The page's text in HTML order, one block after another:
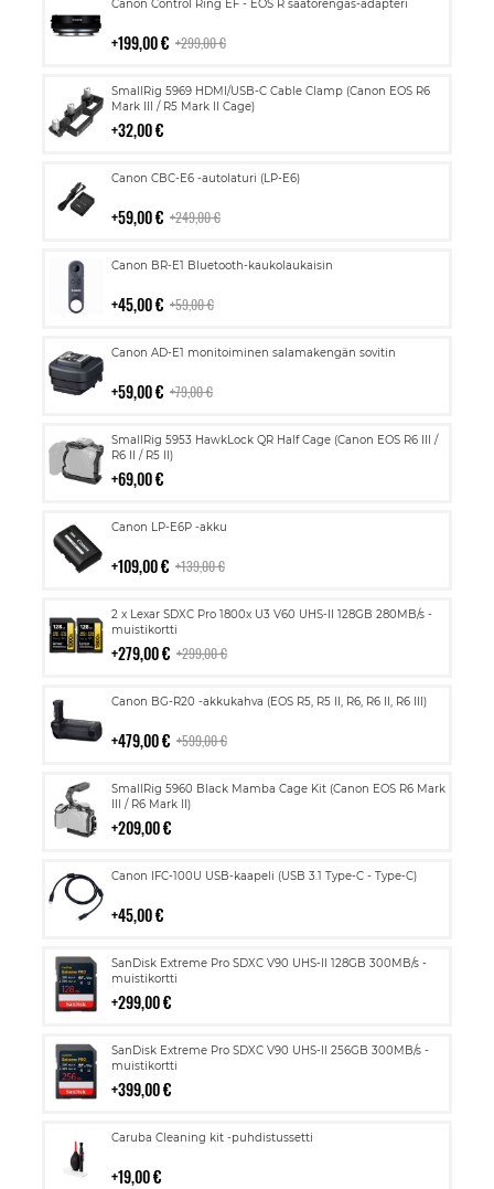
Canon Control Ring EF - EOS R säätörengas-adapteri
199,00 € 299,00 €
SmallRig 5969 HDMI/USB-C Cable Clamp (Canon EOS R6
Mark III / R5 Mark II Cage)
32,00 €
Lisää
ostoskoriin
Canon CBC-E6 -autolaturi (LP-E6)
59,00 € 249,00 €
Lisää
Canon BR-E1 Bluetooth-kaukolaukaisin
45,00 € 59,00 €
Lisää
Canon AD-E1 monitoiminen salamakengän sovitin
59,00 € 79,00 €
Lisää
SmallRig 5953 HawkLock QR Half Cage (Canon EOS R6 III /
R6 II / R5 II)
69,00 €
Lisää
ostoskoriin
Canon LP-E6P -akku
109,00 € 139,00 €
Lisää
2 x Lexar SDXC Pro 1800x U3 V60 UHS-II 128GB 280MB/s -
muistikortti
279,00 € 299,00 €
Lisää
ostoskoriin
Canon BG-R20 -akkukahva (EOS R5, R5 II, R6, R6 II, R6 III)
479,00 € 599,00 €
Lisää
SmallRig 5960 Black Mamba Cage Kit (Canon EOS R6 Mark
III / R6 Mark II)
209,00 €
Lisää
ostoskoriin
Canon IFC-100U USB-kaapeli (USB 3.1 Type-C - Type-C)
45,00 €
Lisää
SanDisk Extreme Pro SDXC V90 UHS-II 128GB 300MB/s -
muistikortti
299,00 €
Lisää
ostoskoriin
SanDisk Extreme Pro SDXC V90 UHS-II 256GB 300MB/s -
muistikortti
399,00 €
Lisää
ostoskoriin
Caruba Cleaning kit -puhdistussetti
19,00 €
Lisää